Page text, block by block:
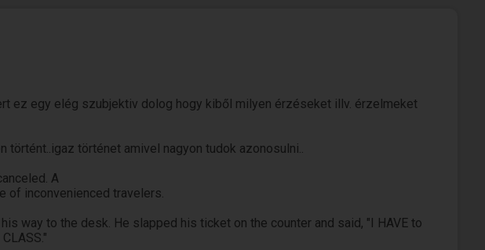
ez egy elég szubjektiv dolog hogy kiből milyen érzéseket illv. érzelmeket
történt..igaz történet amivel nagyon tudok azonosulni..
A
of inconvenienced travelers.
way to the desk. He slapped his ticket on the counter and said, "I HAVE to